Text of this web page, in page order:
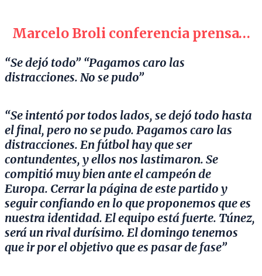
Marcelo Broli conferencia prensa…
“Se dejó todo” “Pagamos caro las
distracciones. No se pudo”
“Se intentó por todos lados, se dejó todo hasta
el final, pero no se pudo. Pagamos caro las
distracciones. En fútbol hay que ser
contundentes, y ellos nos lastimaron. Se
compitió muy bien ante el campeón de
Europa. Cerrar la página de este partido y
seguir confiando en lo que proponemos que es
nuestra identidad. El equipo está fuerte. Túnez,
será un rival durísimo. El domingo tenemos
que ir por el objetivo que es pasar de fase”